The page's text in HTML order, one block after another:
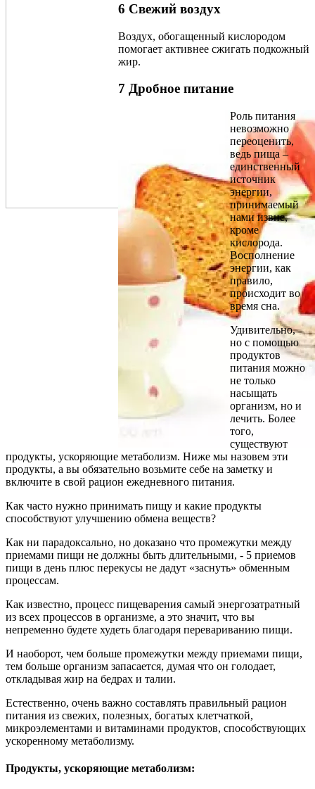
6 Свежий воздух
Воздух, обогащенный кислородом
помогает активнее сжигать подкожный
жир.
7 Дробное питание
Роль питания
невозможно
переоценить,
ведь пища –
единственный
источник
энергии,
принимаемый
нами извне,
кроме
кислорода.
Восполнение
энергии, как
правило,
происходит во
время сна.
Удивительно,
но с помощью
продуктов
питания можно
не только
насыщать
организм, но и
лечить. Более
того,
существуют
продукты, ускоряющие метаболизм. Ниже мы назовем эти
продукты, а вы обязательно возьмите себе на заметку и
включите в свой рацион ежедневного питания.
Как часто нужно принимать пищу и какие продукты
способствуют улучшению обмена веществ?
Как ни парадоксально, но доказано что промежутки между
приемами пищи не должны быть длительными, - 5 приемов
пищи в день плюс перекусы не дадут «заснуть» обменным
процессам.
Как известно, процесс пищеварения самый энергозатратный
из всех процессов в организме, а это значит, что вы
непременно будете худеть благодаря перевариванию пищи.
И наоборот, чем больше промежутки между приемами пищи,
тем больше организм запасается, думая что он голодает,
откладывая жир на бедрах и талии.
Естественно, очень важно составлять правильный рацион
питания из свежих, полезных, богатых клетчаткой,
микроэлементами и витаминами продуктов, способствующих
ускоренному метаболизму.
Продукты, ускоряющие метаболизм: